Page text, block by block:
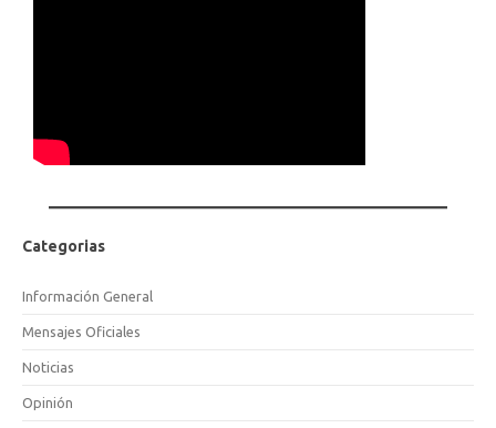
Categorias
Información General
Mensajes Oficiales
Noticias
Opinión